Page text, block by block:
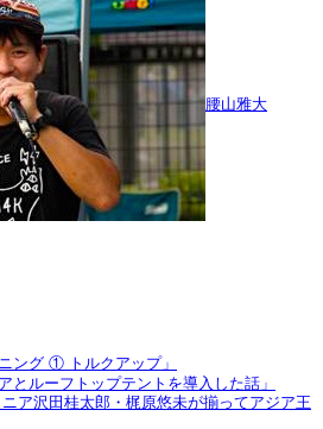
腰山雅大
ング ① トルクアップ」
とルーフトップテントを導入した話」
ア沢田桂太郎・梶原悠未が揃ってアジア王